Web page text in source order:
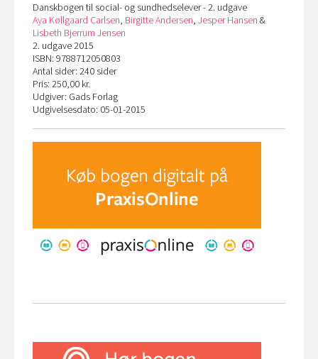
Danskbogen til social- og sundhedselever - 2. udgave
Aya Køllgaard Carlsen, Birgitte Andersen, Jesper Hansen &
Lisbeth Bjerrum Jensen
2. udgave 2015
ISBN: 9788712050803
Antal sider: 240 sider
Pris: 250,00 kr.
Udgiver: Gads Forlag
Udgivelsesdato: 05-01-2015